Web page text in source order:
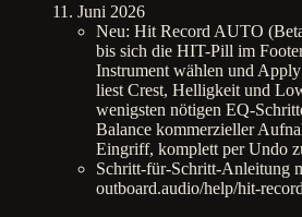
11. Juni 2026
Neu: Hit Record AUTO
bis sich die HIT-Pill im
Instrument wählen und
liest Crest, Helligkeit und
wenigsten nötigen EQ-
Balance kommerzieller
Eingriff, komplett per Undo
Schritt-für-Schritt-Anleitung
outboard.audio/help/hit-